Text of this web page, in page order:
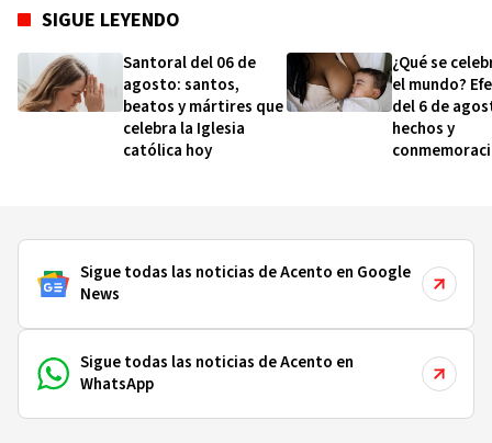
SIGUE LEYENDO
Santoral del 06 de
agosto: santos,
beatos y mártires que
celebra la Iglesia
católica hoy
¿Qué se
el mundo?
del 6 de
hechos y
Sigue todas las noticias de Acento en Google
News
Sigue todas las noticias de Acento en
WhatsApp